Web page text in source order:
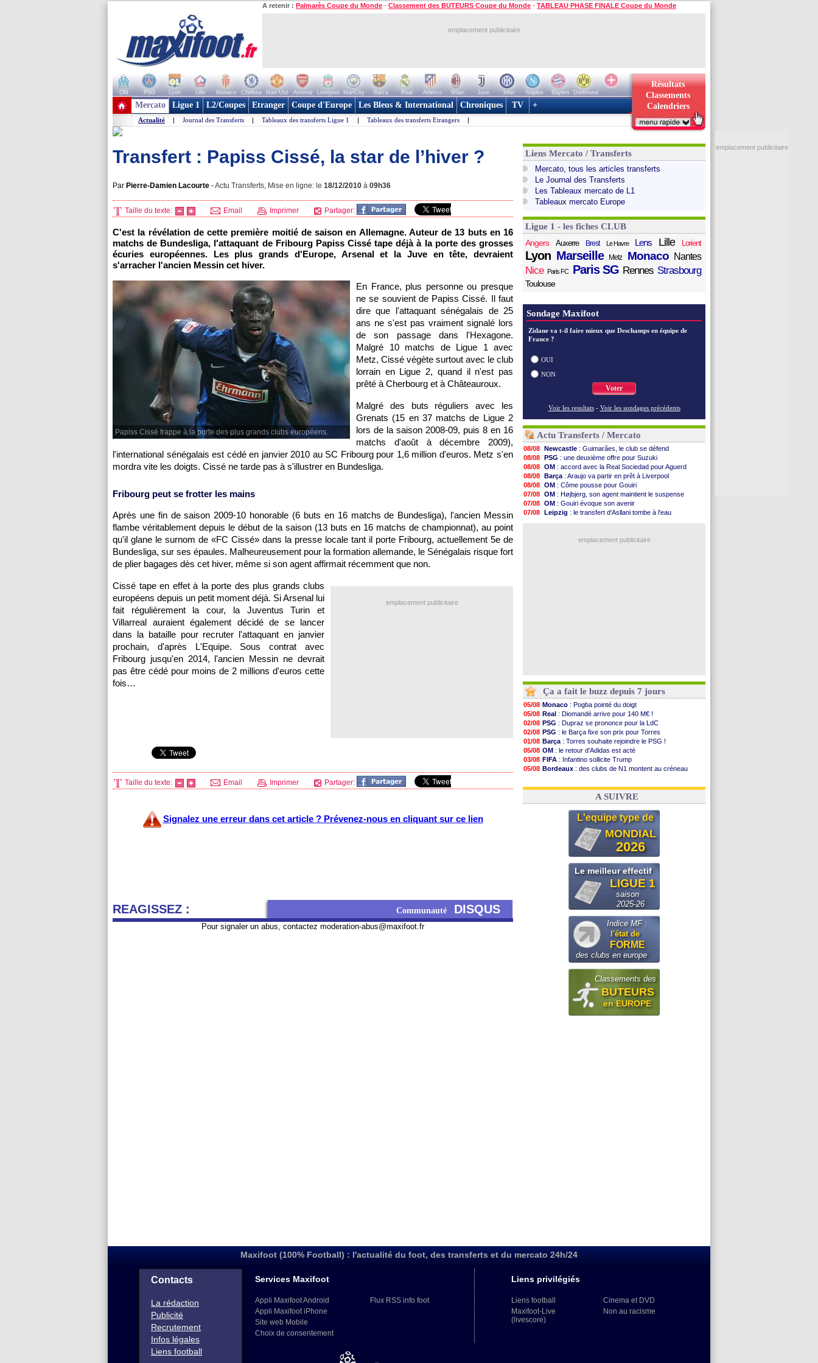
A retenir : Palmarès Coupe du Monde - Classement des BUTEURS Coupe du Monde - TABLEAU PHASE FINALE Coupe du Monde
emplacement publicitaire
OM PSG Lyon Lille Monaco Chelsea Man Utd Arsenal Liverpool ManCity Barca Real Atletico Milan Juve Inter Naples Bayern
Dortmund
+ de clubs
Résultats
Classements
Calendriers
Mercato Ligue 1 L2/Coupes Etranger Coupe d'Europe Les Bleus & International Chroniques TV +
Actualité | Journal des Transferts | Tableaux des transferts Ligue 1 | Tableaux des transferts Etrangers |
Transfert : Papiss Cissé, la star de l’hiver ?
Par Pierre-Damien Lacourte -Actu Transferts, Mise en ligne: le 18/12/2010 à 09h36
Taille du texte: Email Imprimer Partager:
C'est la révélation de cette première moitié de saison en Allemagne. Auteur de 13 buts en 16
matchs de Bundesliga, l'attaquant de Fribourg Papiss Cissé tape déjà à la porte des grosses
écuries européennes. Les plus grands d'Europe, Arsenal et la Juve en tête, devraient
s'arracher l'ancien Messin cet hiver.
Papiss Cissé frappe à la porte des plus grands clubs européens.
En France, plus personne ou presque
ne se souvient de Papiss Cissé. Il faut
dire que l'attaquant sénégalais de 25
ans ne s'est pas vraiment signalé lors
de son passage dans l'Hexagone.
Malgré 10 matchs de Ligue 1 avec
Metz, Cissé végète surtout avec le club
lorrain en Ligue 2, quand il n'est pas
prêté à Cherbourg et à Châteauroux.
Malgré des buts réguliers avec les
Grenats (15 en 37 matchs de Ligue 2
lors de la saison 2008-09, puis 8 en 16
matchs d'août à décembre 2009),
l'international sénégalais est cédé en janvier 2010 au SC Fribourg pour 1,6 million d'euros. Metz s'en
mordra vite les doigts. Cissé ne tarde pas à s'illustrer en Bundesliga.
Fribourg peut se frotter les mains
Après une fin de saison 2009-10 honorable (6 buts en 16 matchs de Bundesliga), l'ancien Messin
flambe véritablement depuis le début de la saison (13 buts en 16 matchs de championnat), au point
qu'il glane le surnom de «FC Cissé» dans la presse locale tant il porte Fribourg, actuellement 5e de
Bundesliga, sur ses épaules. Malheureusement pour la formation allemande, le Sénégalais risque fort
de plier bagages dès cet hiver, même si son agent affirmait récemment que non.
emplacement publicitaire
Cissé tape en effet à la porte des plus grands clubs
européens depuis un petit moment déjà. Si Arsenal lui
fait régulièrement la cour, la Juventus Turin et
Villarreal auraient également décidé de se lancer
dans la bataille pour recruter l'attaquant en janvier
prochain, d'après L'Equipe. Sous contrat avec
Fribourg jusqu'en 2014, l'ancien Messin ne devrait
pas être cédé pour moins de 2 millions d'euros cette
fois…
Taille du texte: Email Imprimer Partager:
Signalez une erreur dans cet article ? Prévenez-nous en cliquant sur ce lien
REAGISSEZ : Communauté DISQUS
Pour signaler un abus, contactez moderation-abus@maxifoot.fr
Liens Mercato / Transferts
Mercato, tous les articles transferts
Le Journal des Transferts
Les Tableaux mercato de L1
Tableaux mercato Europe
Ligue 1 - les fiches CLUB
Angers
Auxerre Brest Le Havre Lens Lille Lorient
Lyon Marseille Metz Monaco Nantes
Nice Paris FC Paris SG Rennes Strasbourg
Toulouse
Sondage Maxifoot
Zidane va t-il faire mieux que Deschamps en équipe de
France ?
OUI
NON
Voter
Voir les resultats - Voir les sondages précédents
Actu Transferts / Mercato
08/08 Newcastle : Guimarães, le club se défend
08/08 PSG : une deuxième offre pour Suzuki
08/08 OM : accord avec la Real Sociedad pour Aguerd
08/08 Barça : Araujo va partir en prêt à Liverpool
08/08 OM : Côme pousse pour Gouiri
07/08 OM : Højbjerg, son agent maintient le suspense
07/08 OM : Gouiri évoque son avenir
07/08 Leipzig : le transfert d'Asllani tombe à l'eau
: un nouveau prétendant pour Højbjerg
emplacement publicitaire
Ça a fait le buzz depuis 7 jours
05/08 Monaco : Pogba pointé du doigt
05/08 Real : Diomandé arrive pour 140 M€ !
02/08 PSG : Dupraz se prononce pour la LdC
02/08 PSG : le Barça fixe son prix pour Torres
01/08 Barça : Torres souhaite rejoindre le PSG !
05/08 OM : le retour d'Adidas est acté
03/08 FIFA : Infantino sollicite Trump
05/08 Bordeaux : des clubs de N1 montent au créneau
03/08 Real: le démenti de Leipzig pour Diomandé
A SUIVRE
L'equipe type de
MONDIAL
2026
Le meilleur effectif
LIGUE 1
saison
2025-26
Indice MF :
l'état de
FORME
des clubs en europe
Classements des
BUTEURS
en EUROPE
emplacement publicitaire
Maxifoot (100% Football) : l'actualité du foot, des transferts et du mercato 24h/24
Contacts
La rédaction
Publicité
Recrutement
Infos légales
Liens football
Services Maxifoot
Appli Maxifoot Android
Appli Maxifoot iPhone
Site web Mobile
Choix de consentement
Flux RSS info foot
Liens privilégiés
Liens football
Maxifoot-Live
(livescore)
Cinema et DVD
Non au racisme